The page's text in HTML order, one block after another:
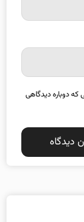
که دوباره دیدگاهی